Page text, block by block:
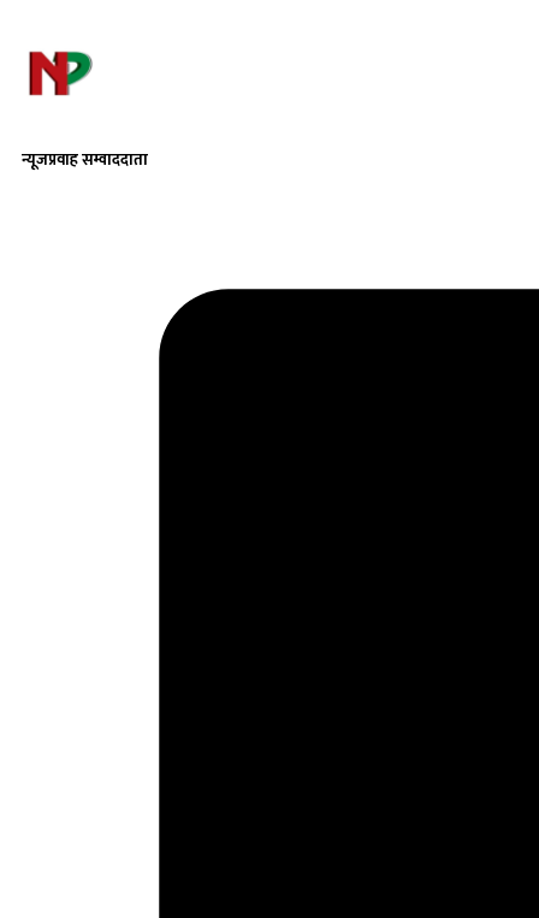
न्यूजप्रवाह सम्वाददाता